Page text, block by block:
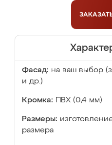
Фасад: на ваш выбор
и др.)
Кромка: ПВХ (0,4 мм)
Размеры:
размера